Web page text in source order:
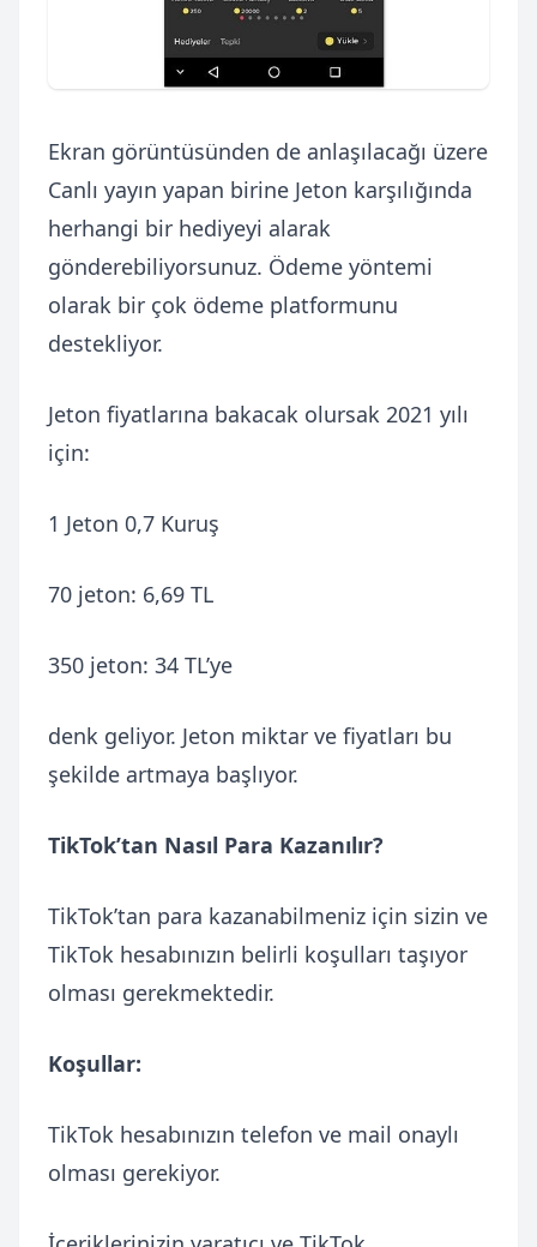
Ekran görüntüsünden de anlaşılacağı üzere
Canlı yayın yapan birine Jeton karşılığında
herhangi bir hediyeyi alarak
gönderebiliyorsunuz. Ödeme yöntemi
olarak bir çok ödeme platformunu
destekliyor.
Jeton fiyatlarına bakacak olursak 2021 yılı
için:
1 Jeton 0,7 Kuruş
70 jeton: 6,69 TL
350 jeton: 34 TL’ye
denk geliyor. Jeton miktar ve fiyatları bu
şekilde artmaya başlıyor.
TikTok’tan Nasıl Para Kazanılır?
TikTok’tan para kazanabilmeniz için sizin ve
TikTok hesabınızın belirli koşulları taşıyor
olması gerekmektedir.
Koşullar:
TikTok hesabınızın telefon ve mail onaylı
olması gerekiyor.